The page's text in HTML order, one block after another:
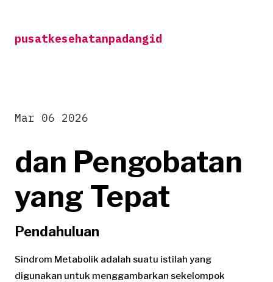
contentpusatkesehatanpadangid
dan Pengobatan
yang Tepat
Mar 06 2026
Pendahuluan
Sindrom Metabolik adalah suatu istilah yang
digunakan untuk menggambarkan sekelompok